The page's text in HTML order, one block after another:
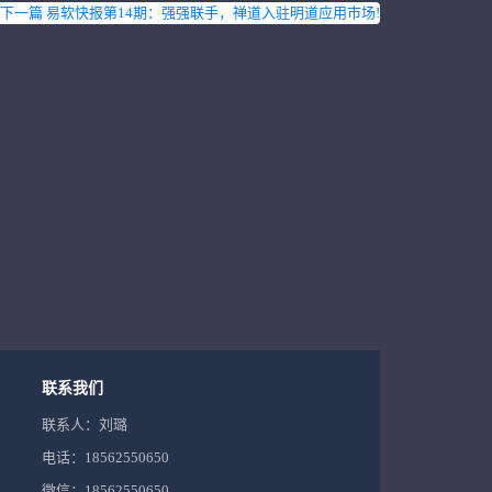
下一篇 易软快报第14期：强强联手，禅道入驻明道应用市场!
联系我们
联系人：刘璐
电话：18562550650